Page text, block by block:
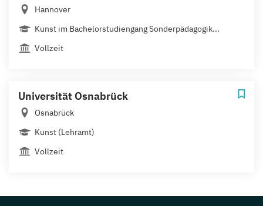
Hannover
Kunst im Bachelorstudiengang Sonderpädagogik...
Vollzeit
Universität Osnabrück
Osnabrück
Kunst (Lehramt)
Vollzeit